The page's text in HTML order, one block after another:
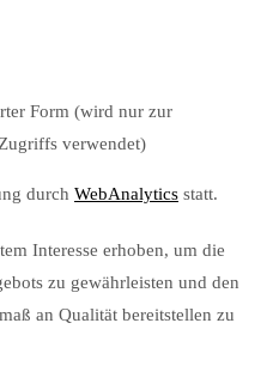
Form (wird nur zur
verwendet)
durch WebAnalytics statt.
Interesse erhoben, um die
zu gewährleisten und den
an Qualität bereitstellen zu